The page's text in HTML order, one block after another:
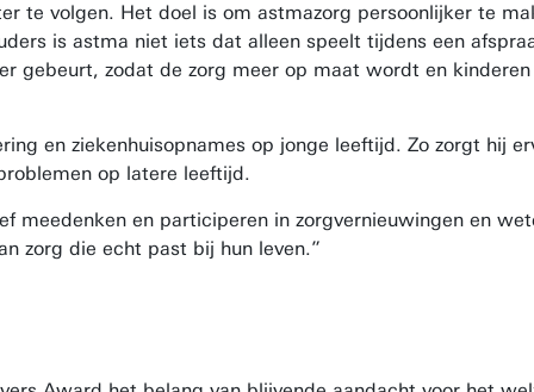
volgen. Het doel is om astmazorg persoonlijker te
is astma niet iets dat alleen speelt tijdens een
zodat de zorg meer op maat wordt en
en ziekenhuisopnames op jonge leeftijd. Zo zorgt hij
op latere leeftijd.
en participeren in zorgvernieuwingen en
zorg die echt past bij hun leven.”